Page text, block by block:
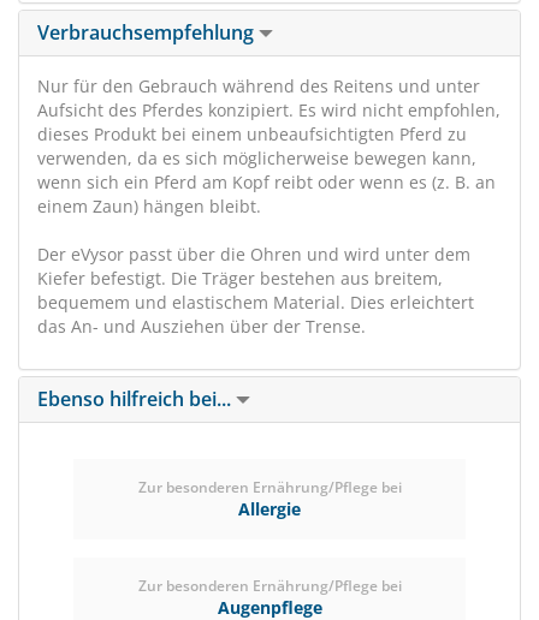
Verbrauchsempfehlung
Nur für den Gebrauch während des Reitens und unter
Aufsicht des Pferdes konzipiert. Es wird nicht empfohlen,
dieses Produkt bei einem unbeaufsichtigten Pferd zu
verwenden, da es sich möglicherweise bewegen kann,
wenn sich ein Pferd am Kopf reibt oder wenn es (z. B. an
einem Zaun) hängen bleibt.
Der eVysor passt über die Ohren und wird unter dem
Kiefer befestigt. Die Träger bestehen aus breitem,
bequemem und elastischem Material. Dies erleichtert
das An- und Ausziehen über der Trense.
Ebenso hilfreich bei...
Zur besonderen Ernährung/Pflege bei
Allergie
Zur besonderen Ernährung/Pflege bei
Augenpflege